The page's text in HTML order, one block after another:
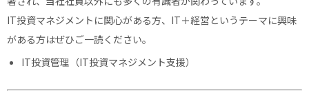
IT投資マネジメントに関心がある方、IT＋経営というテーマに興味
がある方はぜひご一読ください。
IT投資管理（IT投資マネジメント支援）